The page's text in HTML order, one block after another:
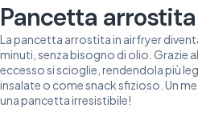
Pancetta
La pancetta arrostita in airfryer
minuti, senza bisogno di olio. Grazie
eccesso si scioglie, rendendola più
insalate o come snack sfizioso. Un
una pancetta irresistibile!